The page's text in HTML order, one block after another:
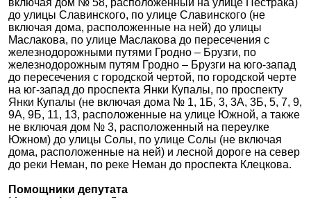
до улицы Славинского, по улице Славинского (не
включая дома, расположенные на ней) до улицы
Маслакова, по улице Маслакова до пересечения с
железнодорожными путями Гродно – Брузги, по
железнодорожным путям Гродно – Брузги на юго-запад
до пересечения с городской чертой, по городской черте
на юг-запад до проспекта Янки Купалы, по проспекту
Янки Купалы (не включая дома № 1, 1Б, 3, 3А, 3Б, 5, 7, 9,
9А, 9Б, 11, 13, расположенные на улице Южной, а также
не включая дом № 3, расположенный на переулке
Южном) до улицы Солы, по улице Солы (не включая
дома, расположенные на ней) и лесной дороге на север
до реки Неман, по реке Неман до проспекта Клецкова.
Помощники депутата